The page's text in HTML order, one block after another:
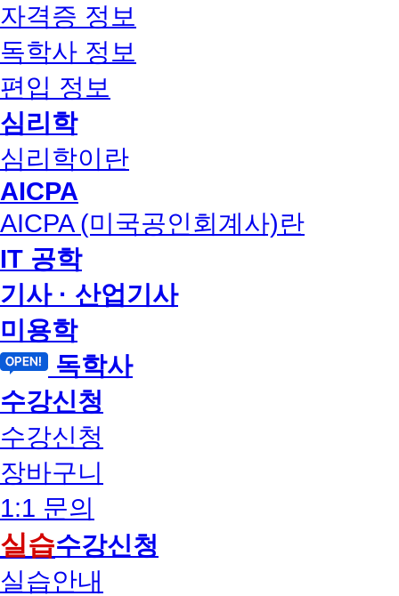
자격증 정보
독학사 정보
편입 정보
심리학
심리학이란
AICPA
AICPA (미국공인회계사)란
IT 공학
기사 · 산업기사
미용학
독학사
수강신청
수강신청
장바구니
1:1 문의
실습수강신청
실습안내